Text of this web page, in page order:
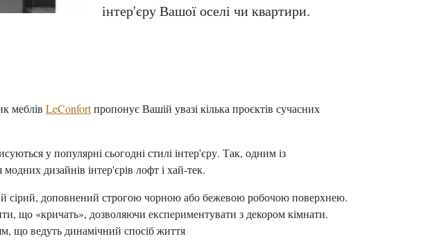
інтер'єру Вашої оселі чи квартири.
меблів LeConfortпропонує Вашій увазі кілька проєктів сучасних
у популярні сьогодні стилі інтер'єру. Так, одним із
дизайнів інтер'єрів лофт і хай-тек.
сірий, доповнений строгою чорною або бежевою робочою поверхнею.
що «кричать», дозволяючи експериментувати з декором кімнати.
що ведуть динамічний спосіб життя